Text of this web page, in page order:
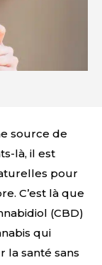
source de
là, il est
pour
C’est là que
(CBD)
qui
la santé sans